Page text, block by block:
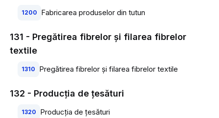
1200 Fabricarea produselor din tutun
131 - Pregătirea fibrelor şi filarea fibrelor
textile
1310 Pregătirea fibrelor şi filarea fibrelor textile
132 - Producţia de ţesături
1320 Producţia de ţesături